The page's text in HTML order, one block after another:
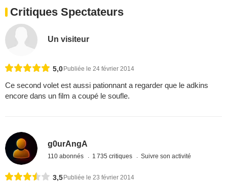
Critiques Spectateurs
Un visiteur
5,0 Publiée le 24 février 2014
Ce second volet est aussi pationnant a regarder que le adkins
encore dans un film a coupé le soufle.
g0urAngA
110 abonnés 1 735 critiques Suivre son activité
3,5Publiée le 23 février 2014